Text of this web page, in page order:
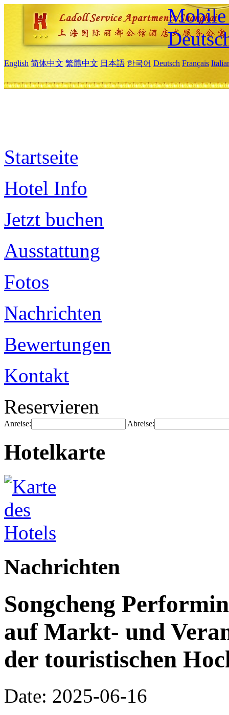
Mobile
English 简体中文 繁體中文 日本語 한국어 Deutsch Français
Startseite
Hotel Info
Jetzt buchen
Ausstattung
Fotos
Nachrichten
Bewertungen
Kontakt
Reservieren
Anreise: Abreise:
Hotelkarte
Nachrichten
Songcheng
auf Markt- und
der touristischen
Date: 2025-06-16